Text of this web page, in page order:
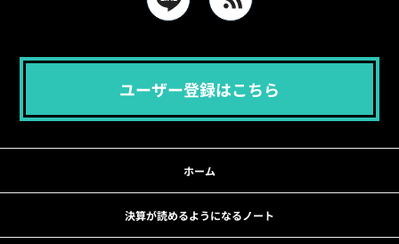
ユーザー登録はこちら
ホーム
決算が読めるようになるノート